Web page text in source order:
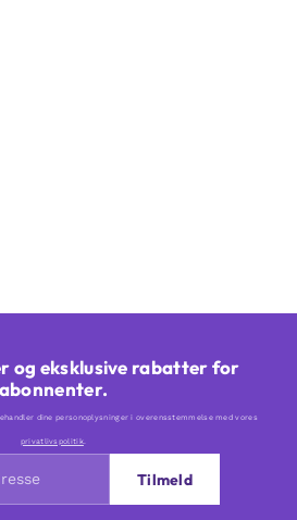
og eksklusive rabatter for
abonnenter.
dine personoplysninger i overensstemmelse med vores
privatlivspolitik.
Tilmeld